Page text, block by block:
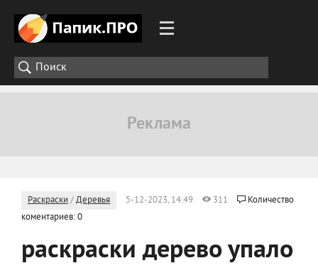
Раскраски /Деревья 5-12-2023, 14:49 311
Количество
коментариев: 0
раскраски дерево упало